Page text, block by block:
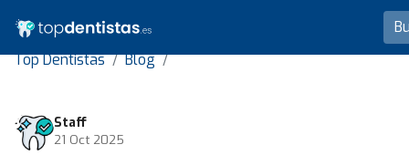
Top Dentistas Blog
Staff
21 Oct 2025